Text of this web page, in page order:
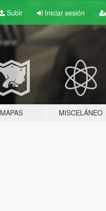
Subir Iniciar sesión
MAPAS MISCELÁNEO